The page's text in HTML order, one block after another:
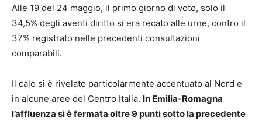
Alle 19 del 24 maggio, il primo giorno di voto, solo il
34,5% degli aventi diritto si era recato alle urne, contro il
37% registrato nelle precedenti consultazioni
comparabili.
Il calo si è rivelato particolarmente accentuato al Nord e
in alcune aree del Centro Italia. In Emilia-Romagna
l’affluenza si è fermata oltre 9 punti sotto la precedente